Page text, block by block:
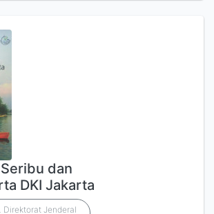
dan
DKI Jakarta
Direktorat Jenderal